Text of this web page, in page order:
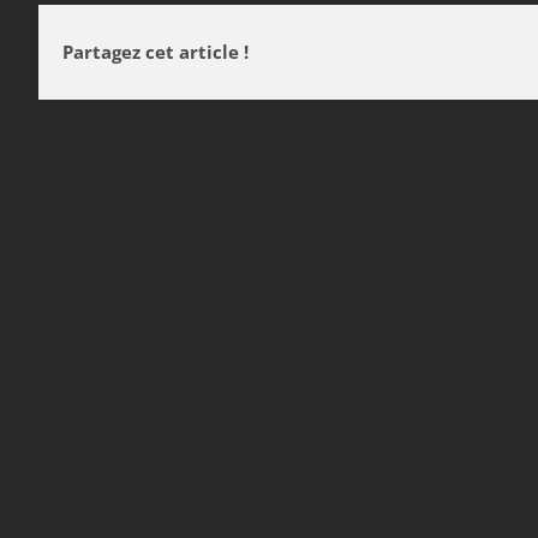
Partagez cet article !